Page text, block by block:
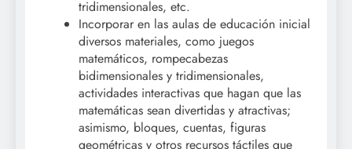
tridimensionales, etc.
Incorporar en las aulas de educación inicial
diversos materiales, como juegos
matemáticos, rompecabezas
bidimensionales y tridimensionales,
actividades interactivas que hagan que las
matemáticas sean divertidas y atractivas;
asimismo, bloques, cuentas, figuras
geométricas y otros recursos táctiles que